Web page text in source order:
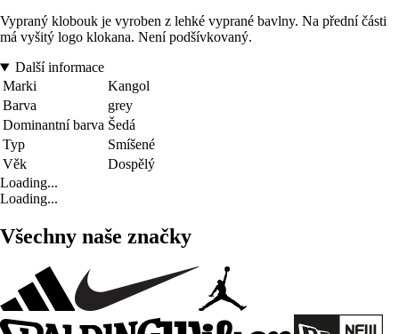
Vypraný klobouk je vyroben z lehké vyprané bavlny. Na přední části
má vyšitý logo klokana. Není podšívkovaný.
Další informace
Marki
Kangol
Barva
grey
Dominantní barva Šedá
Typ
Smíšené
Věk
Dospělý
Loading...
Loading...
Všechny naše značky